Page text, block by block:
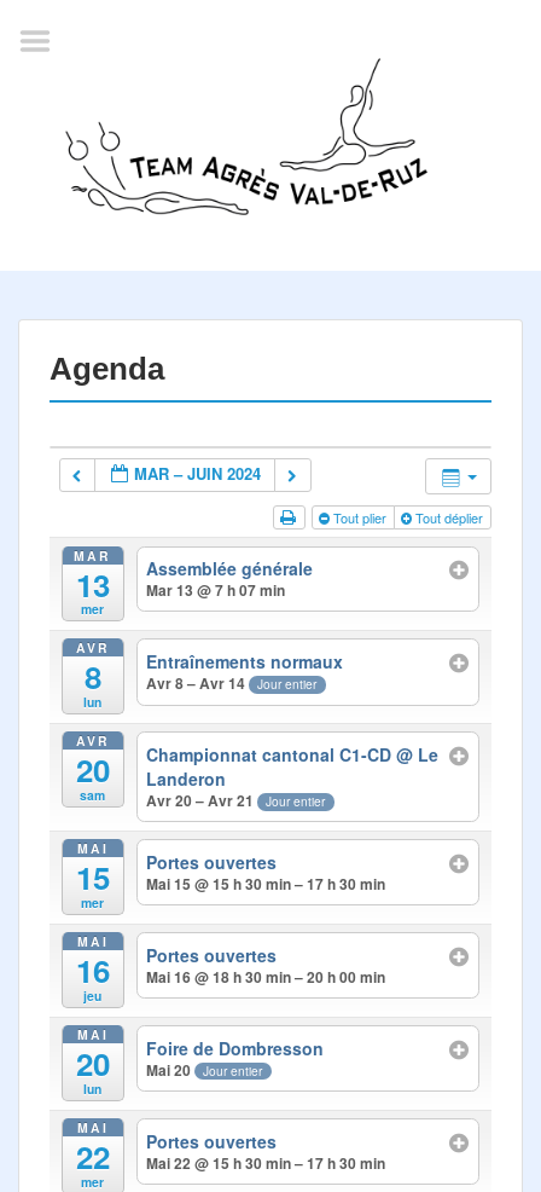
Agenda
MAR – JUIN 2024
Tout plier Tout déplier
MAR
13
mer
Assemblée générale
Mar 13 @ 7 h 07 min
AVR
8
lun
Entraînements normaux
Avr 8 – Avr 14 Jour entier
AVR
20
sam
Championnat cantonal C1-CD@ Le
Landeron
Avr 20 – Avr 21 Jour entier
MAI
15
mer
Portes ouvertes
Mai 15 @ 15 h 30 min – 17 h 30 min
MAI
16
jeu
Portes ouvertes
Mai 16 @ 18 h 30 min – 20 h 00 min
MAI
20
lun
Foire de Dombresson
Mai 20 Jour entier
MAI
22
mer
Portes ouvertes
Mai 22 @ 15 h 30 min – 17 h 30 min
Accueil
Championnat romand
2022
La société
Résultats
Inscription
Comité
Photos
Médias
Contact